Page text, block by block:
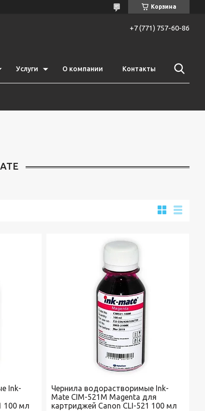
Корзина
+7 (771) 757-60-86
Услуги О компании Контакты
Ink-
100 мл
Чернила водорастворимые Ink-
Mate CIM-521M Magenta для
картриджей Canon CLI-521 100 мл